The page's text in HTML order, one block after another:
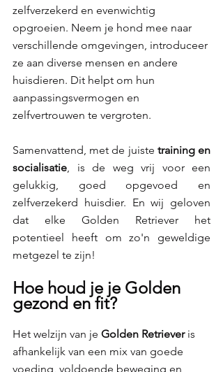
zelfverzekerd en evenwichtig
opgroeien. Neem je hond mee naar
verschillende omgevingen, introduceer
ze aan diverse mensen en andere
huisdieren. Dit helpt om hun
aanpassingsvermogen en
zelfvertrouwen te vergroten.
Samenvattend, met de juiste training en
socialisatie, is de weg vrij voor een
gelukkig, goed opgevoed en
zelfverzekerd huisdier. En wij geloven
dat elke Golden Retriever het
potentieel heeft om zo'n geweldige
metgezel te zijn!
Hoe houd je je Golden
gezond en fit?
Het welzijn van je Golden Retriever is
afhankelijk van een mix van goede
voeding, voldoende beweging en